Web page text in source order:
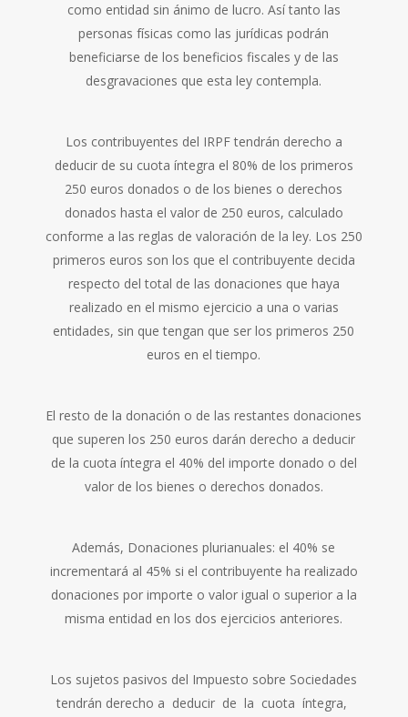
como entidad sin ánimo de lucro. Así tanto las
personas físicas como las jurídicas podrán
beneficiarse de los beneficios fiscales y de las
desgravaciones que esta ley contempla.
Los contribuyentes del IRPF tendrán derecho a
deducir de su cuota íntegra el 80% de los primeros
250 euros donados o de los bienes o derechos
donados hasta el valor de 250 euros, calculado
conforme a las reglas de valoración de la ley. Los 250
primeros euros son los que el contribuyente decida
respecto del total de las donaciones que haya
realizado en el mismo ejercicio a una o varias
entidades, sin que tengan que ser los primeros 250
euros en el tiempo.
El resto de la donación o de las restantes donaciones
que superen los 250 euros darán derecho a deducir
de la cuota íntegra el 40% del importe donado o del
valor de los bienes o derechos donados.
Además, Donaciones plurianuales: el 40% se
incrementará al 45% si el contribuyente ha realizado
donaciones por importe o valor igual o superior a la
misma entidad en los dos ejercicios anteriores.
Los sujetos pasivos del Impuesto sobre Sociedades
tendrán derecho a deducir de la cuota íntegra,